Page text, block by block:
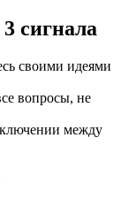
сигнала
своими идеями
вопросы, не
между